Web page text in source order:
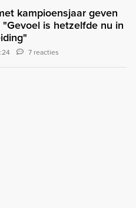
kampioensjaar geven
is hetzelfde nu in
7 reacties